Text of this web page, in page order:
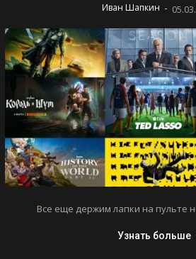
Иван Шапкин -
Все еще держим лапки на пульте
Узнать больше